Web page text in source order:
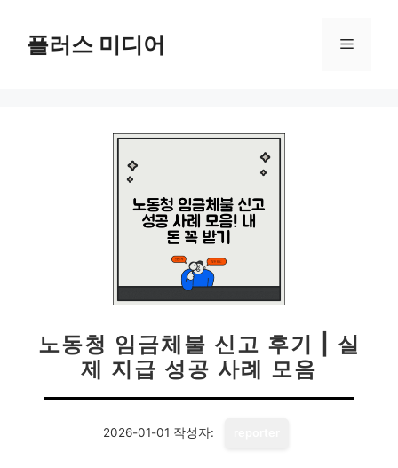
플러스 미디어 메
노동청 임금체불 신고 후기 | 실
제 지급 성공 사례 모음
2026-01-01 작성자: